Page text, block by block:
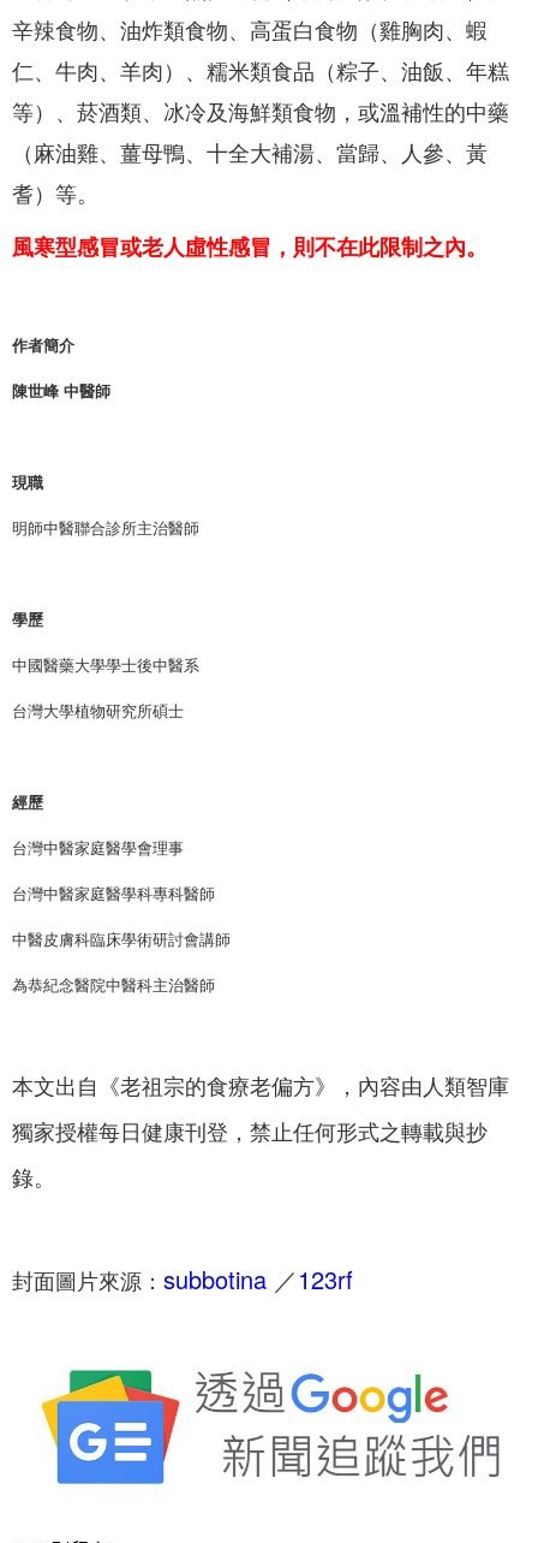
辛辣食物、油炸類食物、高蛋白食物（雞胸肉、蝦
仁、牛肉、羊肉）、糯米類食品（粽子、油飯、年糕
等）、菸酒類、冰冷及海鮮類食物，或溫補性的中藥
（麻油雞、薑母鴨、十全大補湯、當歸、人參、黃
耆）等。
風寒型感冒或老人虛性感冒，則不在此限制之內。
作者簡介
陳世峰 中醫師
現職
明師中醫聯合診所主治醫師
學歷
中國醫藥大學學士後中醫系
台灣大學植物研究所碩士
經歷
台灣中醫家庭醫學會理事
台灣中醫家庭醫學科專科醫師
中醫皮膚科臨床學術研討會講師
為恭紀念醫院中醫科主治醫師
本文出自《老祖宗的食療老偏方》，內容由人類智庫
獨家授權每日健康刊登，禁止任何形式之轉載與抄
錄。
封面圖片來源： subbotina ／123rf